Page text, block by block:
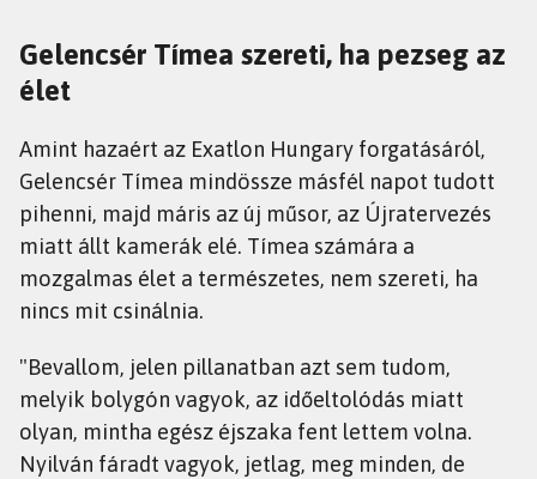
Gelencsér Tímea szereti, ha pezseg az
élet
Amint hazaért az Exatlon Hungary forgatásáról,
Gelencsér Tímea mindössze másfél napot tudott
pihenni, majd máris az új műsor, az Újratervezés
miatt állt kamerák elé. Tímea számára a
mozgalmas élet a természetes, nem szereti, ha
nincs mit csinálnia.
"Bevallom, jelen pillanatban azt sem tudom,
melyik bolygón vagyok, az időeltolódás miatt
olyan, mintha egész éjszaka fent lettem volna.
Nyilván fáradt vagyok, jetlag, meg minden, de